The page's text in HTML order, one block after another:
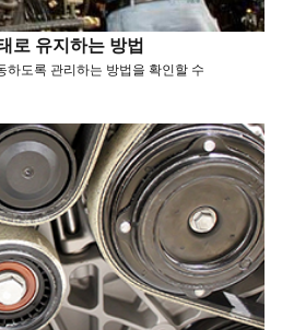
로 유지하는 방법
하도록 관리하는 방법을 확인할 수